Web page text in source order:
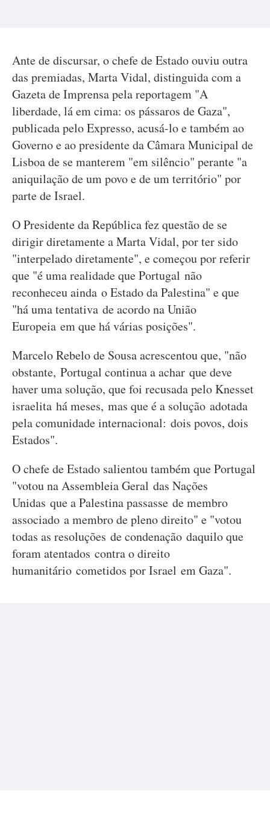
Ante de discursar, o chefe de Estado ouviu outra
das premiadas, Marta Vidal, distinguida com a
Gazeta de Imprensa pela reportagem "A
liberdade, lá em cima: os pássaros de Gaza",
publicada pelo Expresso, acusá-lo e também ao
Governo e ao presidente da Câmara Municipal de
Lisboa de se manterem "em silêncio" perante "a
aniquilação de um povo e de um território" por
parte de Israel.
O Presidente da República fez questão de se
dirigir diretamente a Marta Vidal, por ter sido
"interpelado diretamente", e começou por referir
que "é uma realidade que Portugal não
reconheceu ainda o Estado da Palestina" e que
"há uma tentativa de acordo na União
Europeia em que há várias posições".
Marcelo Rebelo de Sousa acrescentou que, "não
obstante, Portugal continua a achar que deve
haver uma solução, que foi recusada pelo Knesset
israelita há meses, mas que é a solução adotada
pela comunidade internacional: dois povos, dois
Estados".
O chefe de Estado salientou também que Portugal
"votou na Assembleia Geral das Nações
Unidas que a Palestina passasse de membro
associado a membro de pleno direito" e "votou
todas as resoluções de condenação daquilo que
foram atentados contra o direito
humanitário cometidos por Israel em Gaza".